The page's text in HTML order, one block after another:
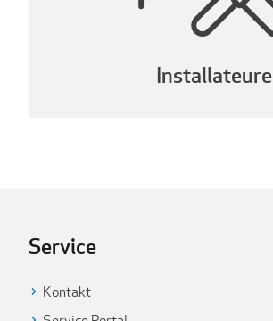
Installateure
Service
Kontakt